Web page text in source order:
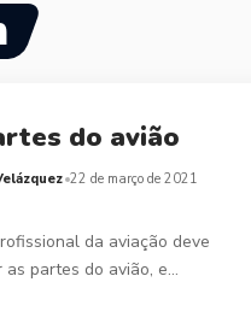
do avião
22 de março de 2021
da aviação deve
as partes do avião, e…